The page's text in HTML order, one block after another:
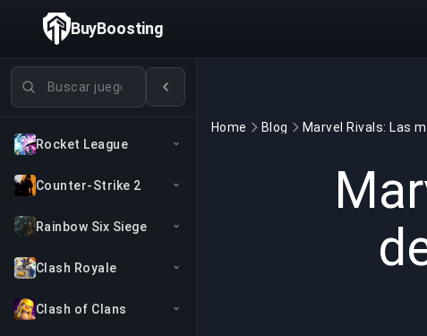
Buscar juegos
Rocket League
Counter-Strike 2
Rainbow Six Siege
Clash Royale
Clash of Clans
BuyBoosting
Home Blog